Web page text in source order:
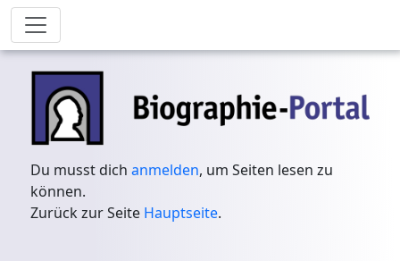
Du musst dichanmelden, um Seiten lesen zu
können.
Zurück zur Seite Hauptseite.